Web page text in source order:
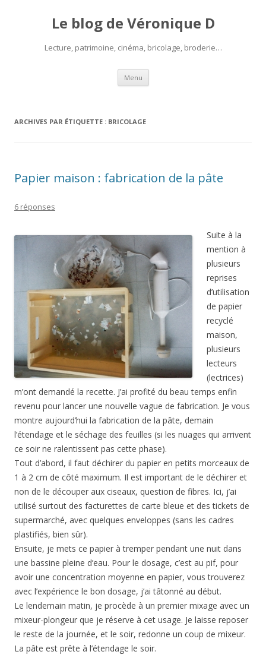
Le blog de Véronique D
Lecture, patrimoine, cinéma, bricolage, broderie…
Menu Aller
contenu
ARCHIVES PAR ÉTIQUETTE : BRICOLAGE
Papier maison : fabrication de la pâte
6 réponses
Suite à la
mention à
plusieurs
reprises
d’utilisation
de papier
recyclé
maison,
plusieurs
lecteurs
(lectrices)
m’ont demandé la recette. J’ai profité du beau temps enfin
revenu pour lancer une nouvelle vague de fabrication. Je vous
montre aujourd’hui la fabrication de la pâte, demain
l’étendage et le séchage des feuilles (si les nuages qui arrivent
ce soir ne ralentissent pas cette phase).
Tout d’abord, il faut déchirer du papier en petits morceaux de
1 à 2 cm de côté maximum. Il est important de le déchirer et
non de le découper aux ciseaux, question de fibres. Ici, j’ai
utilisé surtout des facturettes de carte bleue et des tickets de
supermarché, avec quelques enveloppes (sans les cadres
plastifiés, bien sûr).
Ensuite, je mets ce papier à tremper pendant une nuit dans
une bassine pleine d’eau. Pour le dosage, c’est au pif, pour
avoir une concentration moyenne en papier, vous trouverez
avec l’expérience le bon dosage, j’ai tâtonné au début.
Le lendemain matin, je procède à un premier mixage avec un
mixeur-plongeur que je réserve à cet usage. Je laisse reposer
le reste de la journée, et le soir, redonne un coup de mixeur.
La pâte est prête à l’étendage le soir.